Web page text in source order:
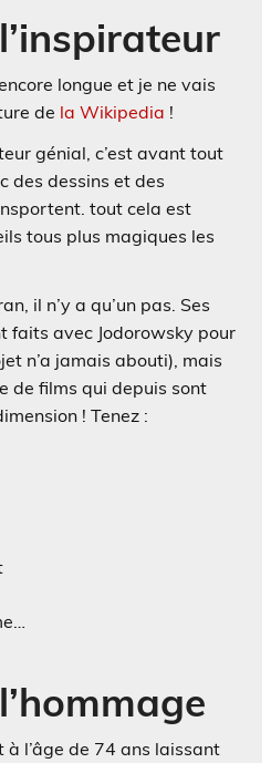
longue et je ne vais
de la Wikipedia !
génial, c’est avant tout
des dessins et des
tout cela est
tous plus magiques les
il n’y a qu’un pas. Ses
faits avec Jodorowsky pour
n’a jamais abouti), mais
de films qui depuis sont
! Tenez :
à l’âge de 74 ans laissant